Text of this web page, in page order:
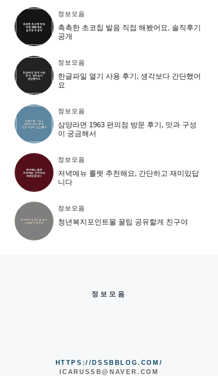
정보모음
촉촉한 초코칩 발음 직접 해봤어요, 솔직후기
공개
정보모음
한글파일 열기 사용 후기, 생각보다 간단했어
요
정보모음
삼양라면 1963 편의점 방문 후기, 맛과 구성
이 궁금해서
정보모음
저녁메뉴 룰렛 추천해요, 간단하고 재미있답
니다
정보모음
청년복지포인트몰 꿀팁 공유할게 친구야
정보모음
HTTPS://DSSBBLOG.COM/
ICARUSSB@NAVER.COM